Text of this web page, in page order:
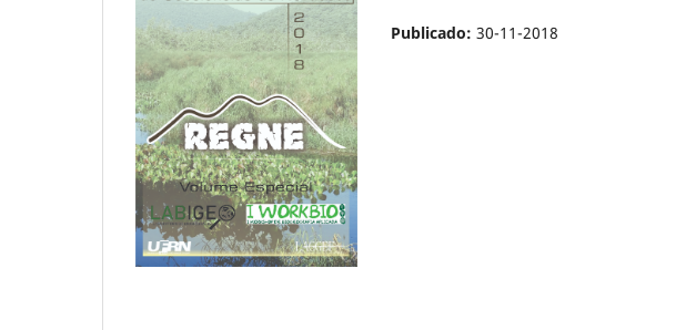
Publicado: 30-11-2018